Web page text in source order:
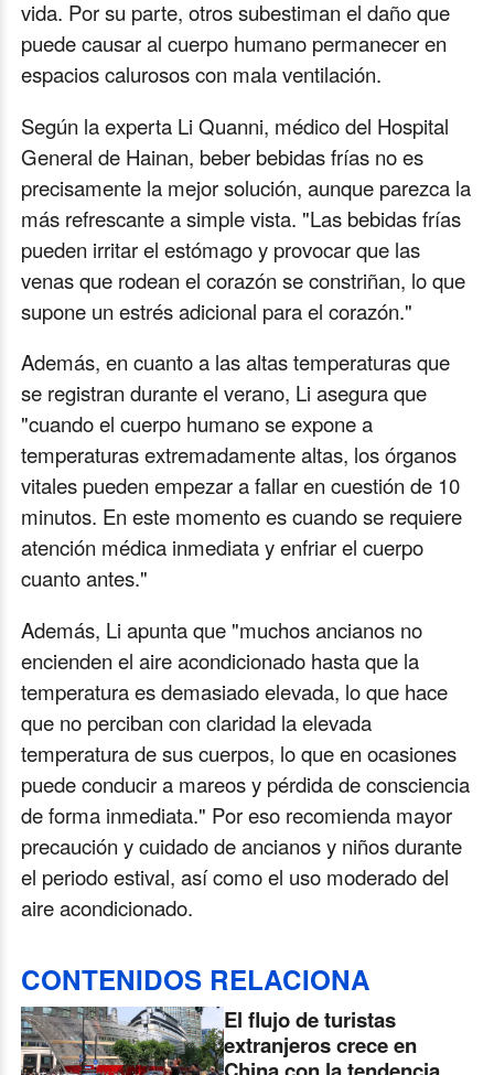
vida. Por su parte, otros subestiman el daño que
puede causar al cuerpo humano permanecer en
espacios calurosos con mala ventilación.
Según la experta Li Quanni, médico del Hospital
General de Hainan, beber bebidas frías no es
precisamente la mejor solución, aunque parezca la
más refrescante a simple vista. "Las bebidas frías
pueden irritar el estómago y provocar que las
venas que rodean el corazón se constriñan, lo que
supone un estrés adicional para el corazón."
Además, en cuanto a las altas temperaturas que
se registran durante el verano, Li asegura que
"cuando el cuerpo humano se expone a
temperaturas extremadamente altas, los órganos
vitales pueden empezar a fallar en cuestión de 10
minutos. En este momento es cuando se requiere
atención médica inmediata y enfriar el cuerpo
cuanto antes."
Además, Li apunta que "muchos ancianos no
encienden el aire acondicionado hasta que la
temperatura es demasiado elevada, lo que hace
que no perciban con claridad la elevada
temperatura de sus cuerpos, lo que en ocasiones
puede conducir a mareos y pérdida de consciencia
de forma inmediata." Por eso recomienda mayor
precaución y cuidado de ancianos y niños durante
el periodo estival, así como el uso moderado del
aire acondicionado.
CONTENIDOS RELACIONA
El flujo de turistas
extranjeros crece en